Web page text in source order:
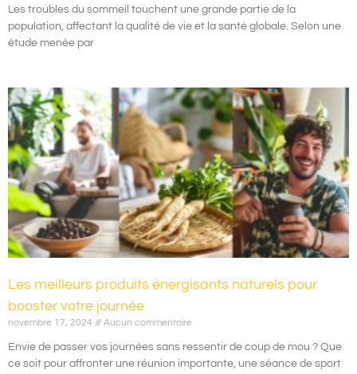
Les troubles du sommeil touchent une grande partie de la
population, affectant la qualité de vie et la santé globale. Selon une
étude menée par
Les meilleurs produits énergisants naturels pour
booster votre journée
novembre 17, 2024 Aucun commentaire
Envie de passer vos journées sans ressentir de coup de mou ? Que
ce soit pour affronter une réunion importante, une séance de sport